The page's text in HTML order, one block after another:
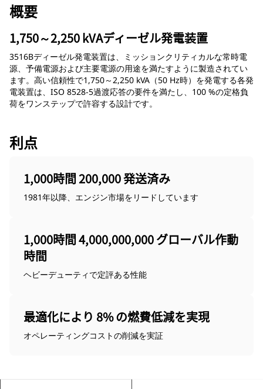
概要
1,750～2,250 kVAディーゼル発電装置
3516Bディーゼル発電装置は、ミッションクリティカルな常時電
源、予備電源および主要電源の用途を満たすように製造されてい
ます。高い信頼性で1,750～2,250 kVA（50 Hz時）を発電する各発
電装置は、ISO 8528-5過渡応答の要件を満たし、100 %の定格負
荷をワンステップで許容する設計です。
利点
1,000時間 200,000 発送済み
1981年以降、エンジン市場をリードしています
1,000時間 4,000,000,000 グローバル作動
時間
ヘビーデューティで定評ある性能
最適化により 8% の燃費低減を実現
オペレーティングコストの削減を実証